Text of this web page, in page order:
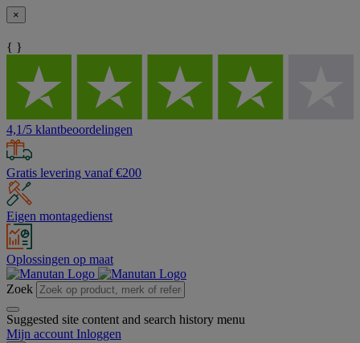
×
{ }
4,1/5 klantbeoordelingen
Gratis levering vanaf €200
Eigen montagedienst
Oplossingen op maat
Zoek
Suggested site content and search history menu
Mijn account Inloggen